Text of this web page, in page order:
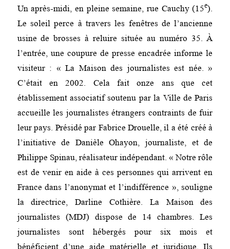
Un après-midi, en pleine semaine, rue Cauchy (15e).
Le soleil perce à travers les fenêtres de l’ancienne
usine de brosses à reluire située au numéro 35. À
l’entrée, une coupure de presse encadrée informe le
visiteur : « La Maison des journalistes est née. »
C’était en 2002. Cela fait onze ans que cet
établissement associatif soutenu par la Ville de Paris
accueille les journalistes étrangers contraints de fuir
leur pays. Présidé par Fabrice Drouelle, il a été créé à
l’initiative de Danièle Ohayon, journaliste, et de
Philippe Spinau, réalisateur indépendant.« Notre rôle
est de venir en aide à ces personnes qui arrivent en
France dans l’anonymat et l’indifférence » , souligne
la directrice, Darline Cothière. La Maison des
journalistes (MDJ) dispose de 14 chambres. Les
journalistes sont hébergés pour six mois et
bénéficient d’une aide matérielle et juridique. Ils